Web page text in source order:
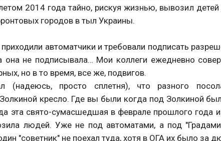
2014 года тайно, рискуя жизнью, вывозил детей
городов в тыл Украины.
автоматчики и требовали подписать
она не подписывала… Мои коллеги ежедневно
но в то время, все же, подвигов.
(надеюсь, просто сплетня), что разного
кресло. Где вы были когда под Золкиной
эта свято-сумасшедшая в феврале прошлого года
людей. Уже не под автоматами, а под
"советник" не поехал туда, хотя в ОГА их было за